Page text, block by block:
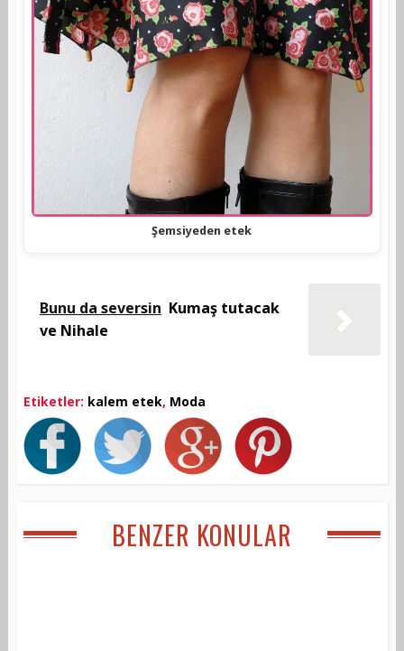
Şemsiyeden etek
Bunu da seversin Kumaş tutacak
ve Nihale
Etiketler: kalem etek, Moda
BENZER KONULAR